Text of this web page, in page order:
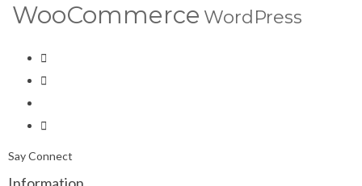
WooCommerce WordPress
Say Connect